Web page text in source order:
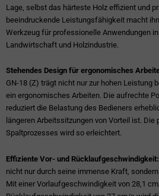
Lage, selbst das härteste Holz effizient und
beeindruckende Leistungsfähigkeit macht
Werkzeug für professionelle Anwendungen
Landwirtschaft und Holzindustrie.
Stehendes Design für ergonomisches
GN-18 (Z) trägt nicht nur zur hohen Leistung
ein ergonomisches Arbeiten. Die aufrechte
reduziert die Belastung des Bedieners
längeren Arbeitssitzungen von Vorteil ist. Die
Spaltprozesses wird so erleichtert.
Effiziente Vor- und Rücklaufgeschwindigkeit:
nicht nur durch seine immense Kraft,
Mit einer Vorlaufgeschwindigkeit von 28,1